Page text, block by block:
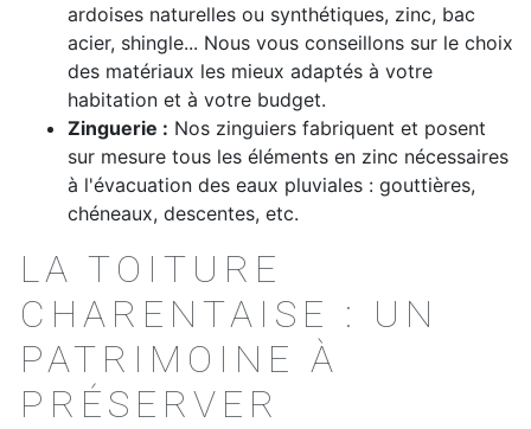
ardoises naturelles ou synthétiques, zinc, bac
acier, shingle... Nous vous conseillons sur le choix
des matériaux les mieux adaptés à votre
habitation et à votre budget.
Zinguerie : Nos zinguiers fabriquent et posent
sur mesure tous les éléments en zinc nécessaires
à l'évacuation des eaux pluviales : gouttières,
chéneaux, descentes, etc.
LA TOITURE
CHARENTAISE : UN
PATRIMOINE À
PRÉSERVER